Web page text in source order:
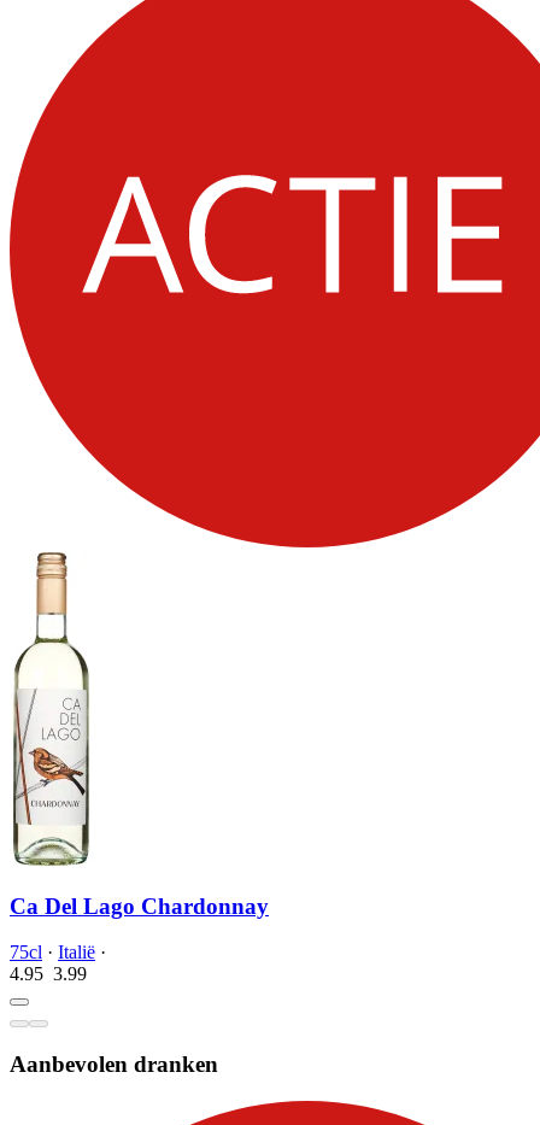
Ca Del Lago Chardonnay
75cl · Italië ·
4.95 3.99
Aanbevolen dranken